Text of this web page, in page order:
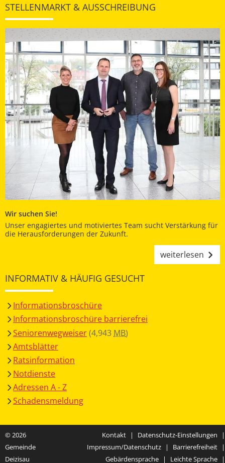
STELLENMARKT & AUSSCHREIBUNG
Wir suchen Sie!
Unser engagiertes und motiviertes Team sucht Verstärkung für
die Herausforderungen der Zukunft.
weiterlesen
INFORMATIV & HÄUFIG GESUCHT
Informationsbroschüre
Informationsbroschüre barrierefrei
Seniorenwegweiser(4,943 MB)
Amtsblätter
Ratsinformation
Notdienste
Adressen A - Z
Schadensmeldung
© 2026
Gemeinde
Deizisau
Kontakt | Datenschutz-Einstellungen
|
Impressum/Datenschutz
| Barrierefreiheit
|
Gebärdensprache
| Leichte Sprache |